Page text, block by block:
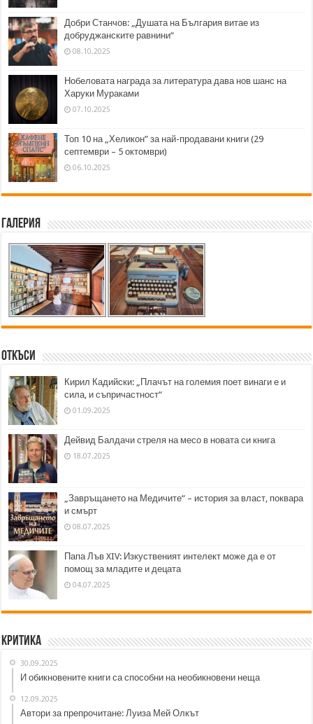
Добри Станчов: „Душата на България витае из
добруджанските равнини“
08.10.2025
Нобеловата награда за литература дава нов шанс на
Харуки Мураками
07.10.2025
Топ 10 на „Хеликон” за най-продавани книги (29
септември – 5 октомври)
06.10.2025
Галерия
Откъси
Кирил Кадийски: „Плачът на големия поет винаги е и
сила, и съпричастност“
01.09.2025
Дейвид Балдачи стреля на месо в новата си книга
18.07.2025
„Завръщането на Медичите“ – история за власт, поквара
и смърт
08.07.2025
Папа Лъв XIV: Изкуственият интелект може да е от
помощ за младите и децата
04.07.2025
Критика
30.09.2025
И обикновените книги са способни на необикновени неща
12.09.2025
Автори за препрочитане: Луиза Мей Олкът